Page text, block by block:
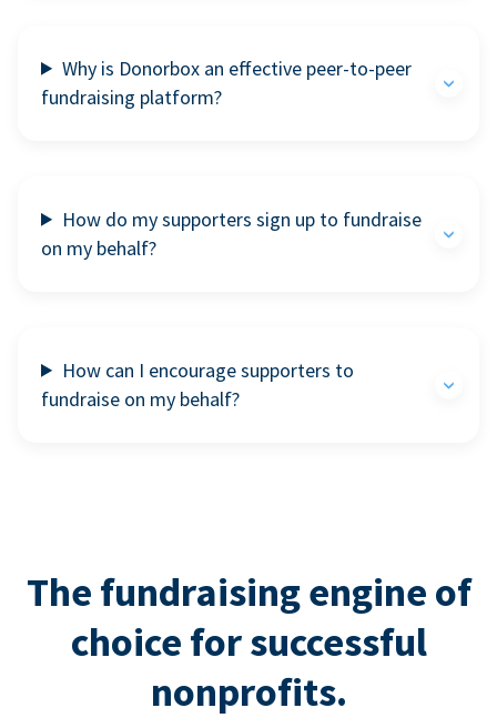
Why is Donorbox an effective peer-to-peer
fundraising platform?
How do my supporters sign up to fundraise
on my behalf?
How can I encourage supporters to
fundraise on my behalf?
The fundraising engine of
choice for successful
nonprofits.